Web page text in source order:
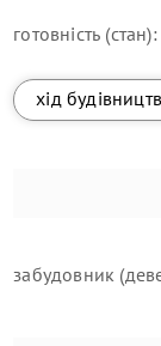
готовність (стан):
хід
забудовник